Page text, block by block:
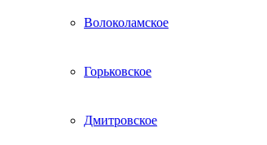
Волоколамское
Горьковское
Дмитровское